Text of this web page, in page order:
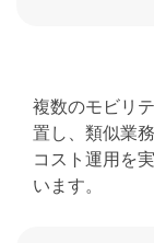
複数のモビリ
置し、類似業
コスト運用を
います。